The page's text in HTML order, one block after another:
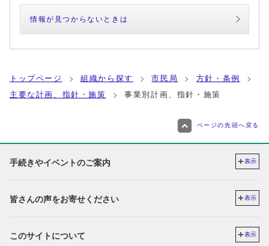
情報が見つからないときは
トップページ 組織から探す 市民局
方針・条例
主要な計画、指針・施策
事業別計画、指針・施策
ページの先頭へ戻る
手続きやイベントのご案内 表示
皆さんの声をお寄せください 表示
このサイトについて 表示